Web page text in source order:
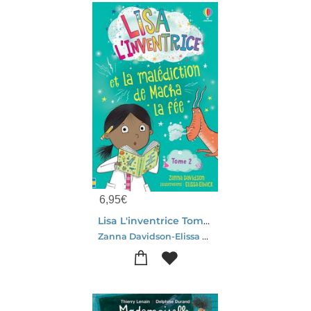
6,95€
Lisa L'inventrice Tome 2 : Lisa L'inventrice Et La Malediction De Macha La Fee
Zanna Davidson-Elissa Elwick